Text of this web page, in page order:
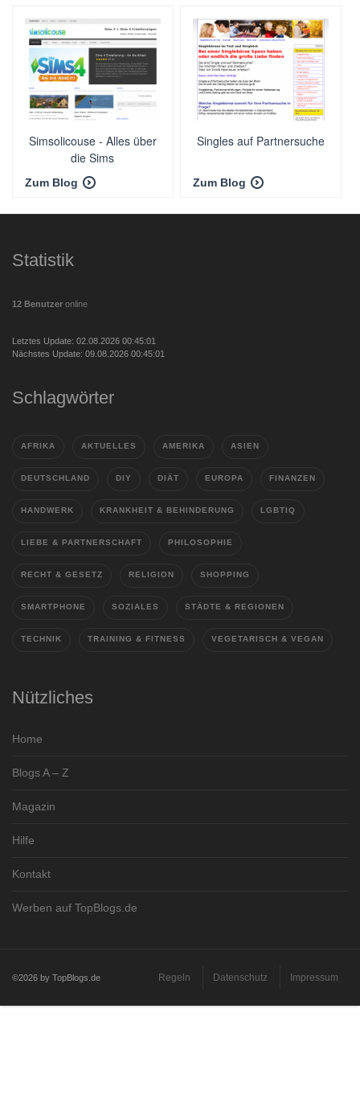
Simsolicouse - Alles über
die Sims
Zum Blog
Singles auf Partnersuche
Zum Blog
Statistik
12 Benutzer online
Letztes Update: 02.08.2026 00:45:01
Nächstes Update: 09.08.2026 00:45:01
Schlagwörter
AFRIKA AKTUELLES AMERIKA ASIEN
DEUTSCHLAND DIY DIÄT EUROPA FINANZEN
HANDWERK KRANKHEIT & BEHINDERUNG LGBTIQ
LIEBE & PARTNERSCHAFT PHILOSOPHIE
RECHT & GESETZ RELIGION SHOPPING
SMARTPHONE SOZIALES STÄDTE & REGIONEN
TECHNIK TRAINING & FITNESS VEGETARISCH & VEGAN
Nützliches
Home
Blogs A – Z
Magazin
Hilfe
Kontakt
Werben auf TopBlogs.de
©2026 by TopBlogs.de Regeln Datenschutz Impressum